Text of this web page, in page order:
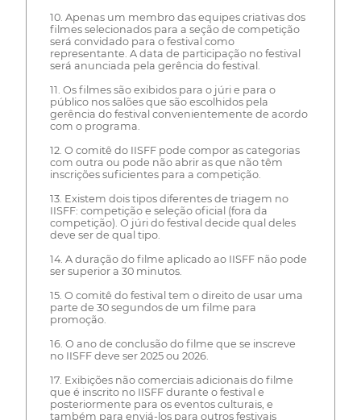
10. Apenas um membro das equipes criativas dos
filmes selecionados para a seção de competição
será convidado para o festival como
representante. A data de participação no festival
será anunciada pela gerência do festival.
11. Os filmes são exibidos para o júri e para o
público nos salões que são escolhidos pela
gerência do festival convenientemente de acordo
com o programa.
12. O comitê do IISFF pode compor as categorias
com outra ou pode não abrir as que não têm
inscrições suficientes para a competição.
13. Existem dois tipos diferentes de triagem no
IISFF: competição e seleção oficial (fora da
competição). O júri do festival decide qual deles
deve ser de qual tipo.
14. A duração do filme aplicado ao IISFF não pode
ser superior a 30 minutos.
15. O comitê do festival tem o direito de usar uma
parte de 30 segundos de um filme para
promoção.
16. O ano de conclusão do filme que se inscreve
no IISFF deve ser 2025 ou 2026.
17. Exibições não comerciais adicionais do filme
que é inscrito no IISFF durante o festival e
posteriormente para os eventos culturais, e
também para enviá-los para outros festivais